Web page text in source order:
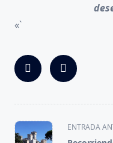
«`
<span
class="nav-
ENTRADA